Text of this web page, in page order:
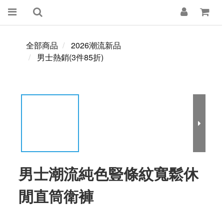
全部商品
2026潮流新品
男士熱銷(3件85折)
男士潮流純色豎條紋寬鬆休
閒直筒衛褲